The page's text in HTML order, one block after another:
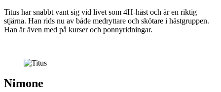
Titus har snabbt vant sig vid livet som 4H-häst och är en riktig
stjärna. Han rids nu av både medryttare och skötare i hästgruppen.
Han är även med på kurser och ponnyridningar.
Nimone